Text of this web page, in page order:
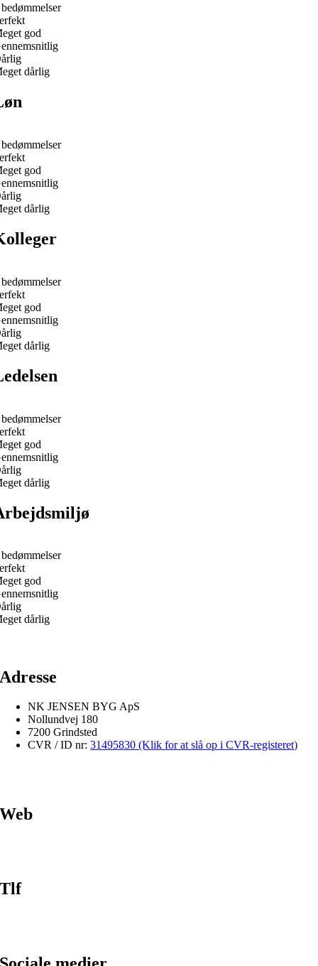
god
dårlig
god
dårlig
god
dårlig
god
dårlig
god
dårlig
Adresse
NK JENSEN BYG ApS
Nollundvej 180
7200 Grindsted
CVR / ID nr:31495830 (Klik for at slå op i CVR-registeret)
Web
Tlf